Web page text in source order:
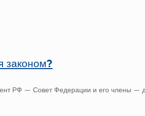
законом?
РФ — Совет Федерации и его члены